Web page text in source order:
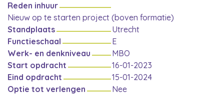
Reden inhuur
Nieuw op te starten project (boven formatie)
Standplaats
Utrecht
Functieschaal
E
Werk- en denkniveau
MBO
Start opdracht
16-01-2023
Eind opdracht
15-01-2024
Optie tot verlengen
Nee